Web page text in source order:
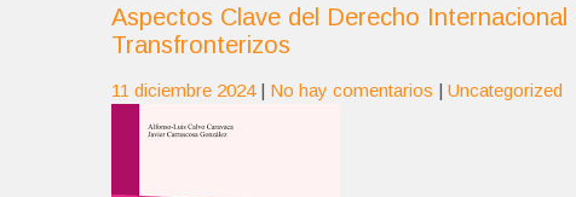
Aspectos Clave del Derecho
Transfronterizos
11 diciembre 2024 | No hay comentarios | Uncategorized